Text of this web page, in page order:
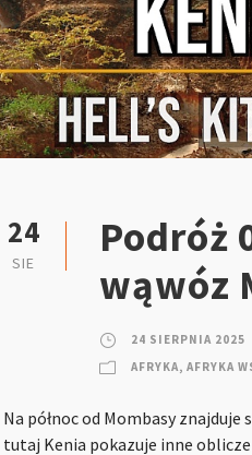
24
SIE
Podróż
wąwóz
24 SIERPNIA 2025
AFRYKA, AFRYKA
Na północ od Mombasy
tutaj Kenia pokazuje inne